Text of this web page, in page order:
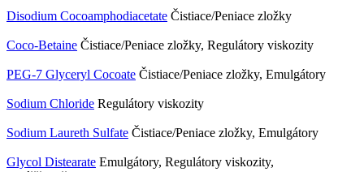
Disodium Cocoamphodiacetate Čistiace/Peniace zložky
Coco-Betaine Čistiace/Peniace zložky, Regulátory viskozity
PEG-7 Glyceryl Cocoate Čistiace/Peniace zložky, Emulgátory
Sodium Chloride Regulátory viskozity
Sodium Laureth Sulfate Čistiace/Peniace zložky, Emulgátory
Glycol Distearate Emulgátory, Regulátory viskozity,